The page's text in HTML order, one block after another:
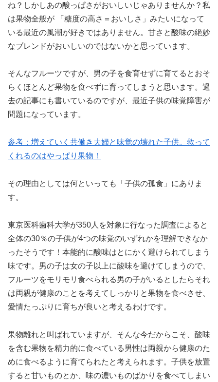
ね？しかしあの酸っぱさがおいしいじゃありませんか？私
は果物全般が 「糖度の高さ＝おいしさ」みたいになって
いる最近の風潮が好きではありません。甘さと酸味の絶妙
なブレンドがおいしいのではないかと思っています。
そんなフルーツですが、男の子を食育せずに育てるとおそ
らくほとんど果物を食べずに育ってしまうと思います。過
去の記事にも書いているのですが、最近子供の味覚障害が
問題になっています。
参考：増えていく共働き夫婦と味覚の壊れた子供。救って
くれるのはやっぱり果物！
その理由としては何といっても「子供の孤食」にありま
す。
東京医科歯科大学が350人を対象に行なった調査によると
全体の30％の子供が4つの味覚のいずれかを理解できなか
ったそうです！本能的に酸味はとにかく避けられてしまう
味です。男の子は女の子以上に酸味を避けてしまうので、
フルーツをモリモリ食べられる男の子がいるとしたらそれ
は両親が健康のことを考えてしっかりと果物を食べさせ、
愛情たっぷりに育ちが良いと考えるわけです。
果物離れと叫ばれていますが、そんな今だからこそ、酸味
を含む果物を精力的に食べている男性は両親から健康のた
めに食べるように育てられたと考えられます。子供を放置
すると甘いものとか、味の濃いものばかりを食べてしまい